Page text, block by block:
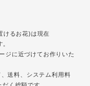
けるお花)は現在
ジに近づけてお作りいた
送料、システム利用料